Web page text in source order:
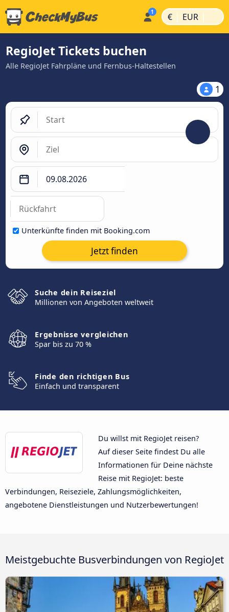
€ | EUR |
RegioJet Tickets buchen
Alle RegioJet Fahrpläne und Fernbus-Haltestellen
1
Unterkünfte finden mit Booking.com
Jetzt finden
Suche dein Reiseziel
Millionen von Angeboten weltweit
Ergebnisse vergleichen
Spar bis zu 70 %
Finde den richtigen Bus
Einfach und transparent
Du willst mit RegioJet reisen?
Auf dieser Seite findest Du alle
Informationen für Deine nächste
Reise mit RegioJet: beste
Verbindungen, Reiseziele, Zahlungsmöglichkeiten,
angebotene Dienstleistungen und Nutzerbewertungen!
Meistgebuchte Busverbindungen von RegioJet